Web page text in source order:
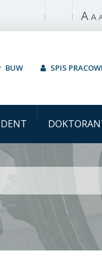
Włącz A A
BUW SPIS